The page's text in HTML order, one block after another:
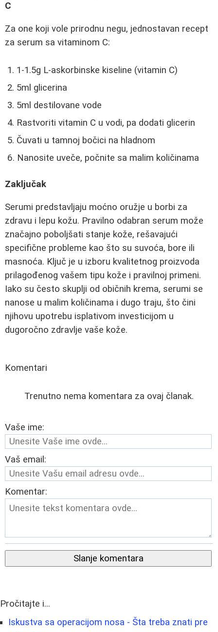
C
Za one koji vole prirodnu negu, jednostavan recept
za serum sa vitaminom C:
1-1.5g L-askorbinske kiseline (vitamin C)
5ml glicerina
5ml destilovane vode
Rastvoriti vitamin C u vodi, pa dodati glicerin
Čuvati u tamnoj bočici na hladnom
Nanosite uveče, počnite sa malim količinama
Zaključak
Serumi predstavljaju moćno oružje u borbi za
zdravu i lepu kožu. Pravilno odabran serum može
značajno poboljšati stanje kože, rešavajući
specifične probleme kao što su suvoća, bore ili
masnoća. Ključ je u izboru kvalitetnog proizvoda
prilagođenog vašem tipu kože i pravilnoj primeni.
Iako su često skuplji od običnih krema, serumi se
nanose u malim količinama i dugo traju, što čini
njihovu upotrebu isplativom investicijom u
dugoročno zdravlje vaše kože.
Komentari
Trenutno nema komentara za ovaj članak.
Vaše ime:
Vaš email:
Komentar:
Slanje komentara
Pročitajte i...
Iskustva sa operacijom nosa - Šta treba znati pre